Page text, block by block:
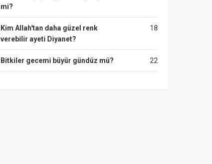
mi?
18
Kim Allah'tan daha güzel renk
verebilir ayeti Diyanet?
22
Bitkiler gecemi büyür gündüz mü?